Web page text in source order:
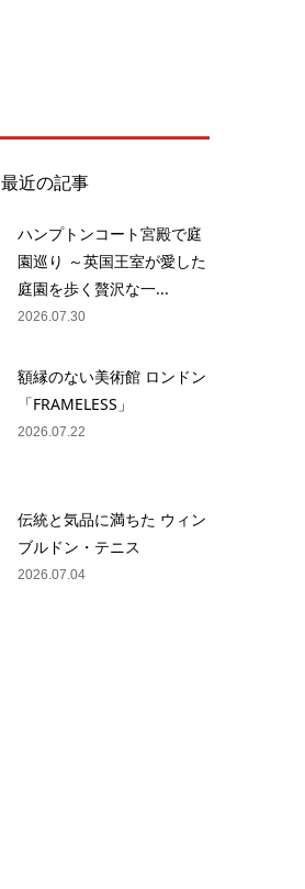
最近の記事
ハンプトンコート宮殿で庭
園巡り ～英国王室が愛した
庭園を歩く贅沢な一...
2026.07.30
額縁のない美術館 ロンドン
「FRAMELESS」
2026.07.22
伝統と気品に満ちた ウィン
ブルドン・テニス
2026.07.04